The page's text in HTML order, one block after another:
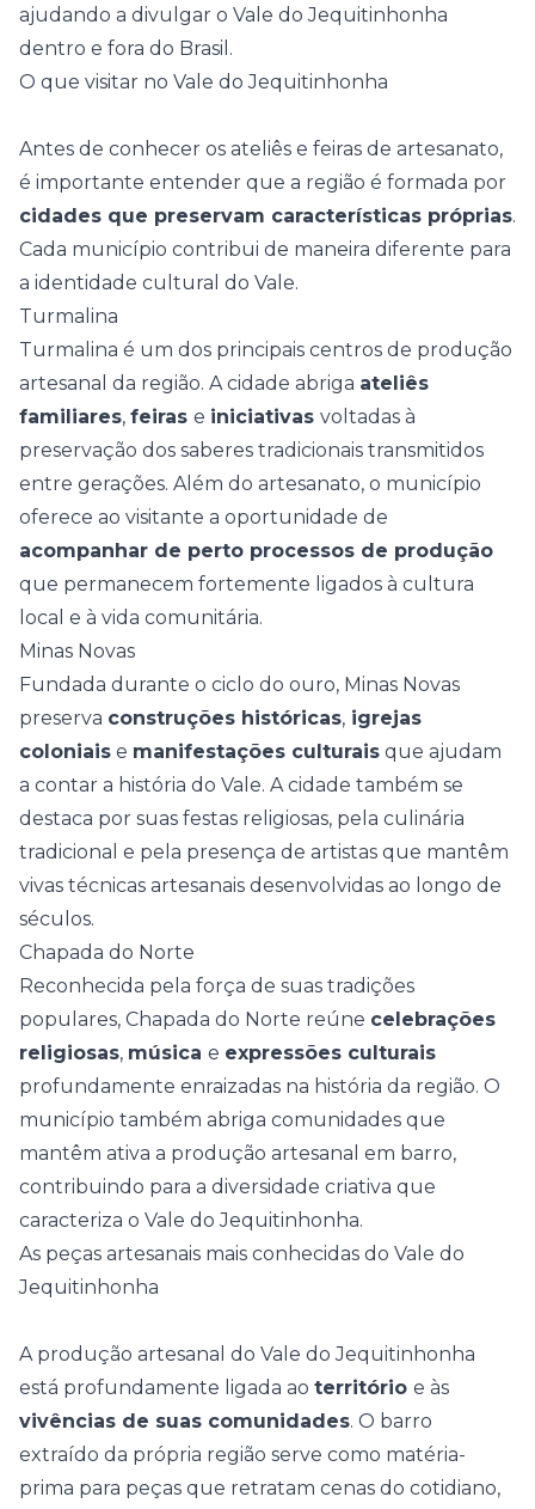
ajudando a divulgar o Vale do Jequitinhonha
dentro e fora do Brasil.
O que visitar no Vale do Jequitinhonha
Antes de conhecer os ateliês e feiras de artesanato,
é importante entender que a região é formada por
cidades que preservam características próprias.
Cada município contribui de maneira diferente para
a identidade cultural do Vale.
Turmalina
Turmalina é um dos principais centros de produção
artesanal da região. A cidade abriga ateliês
familiares, feiras e iniciativas voltadas à
preservação dos saberes tradicionais transmitidos
entre gerações. Além do artesanato, o município
oferece ao visitante a oportunidade de
acompanhar de perto processos de produção
que permanecem fortemente ligados à cultura
local e à vida comunitária.
Minas Novas
Fundada durante o ciclo do ouro, Minas Novas
preserva construções históricas, igrejas
coloniais e manifestações culturais que ajudam
a contar a história do Vale. A cidade também se
destaca por suas festas religiosas, pela culinária
tradicional e pela presença de artistas que mantêm
vivas técnicas artesanais desenvolvidas ao longo de
séculos.
Chapada do Norte
Reconhecida pela força de suas tradições
populares, Chapada do Norte reúne celebrações
religiosas, música e expressões culturais
profundamente enraizadas na história da região. O
município também abriga comunidades que
mantêm ativa a produção artesanal em barro,
contribuindo para a diversidade criativa que
caracteriza o Vale do Jequitinhonha.
As peças artesanais mais conhecidas do Vale do
Jequitinhonha
A produção artesanal do Vale do Jequitinhonha
está profundamente ligada ao território e às
vivências de suas comunidades. O barro
extraído da própria região serve como matéria-
prima para peças que retratam cenas do cotidiano,